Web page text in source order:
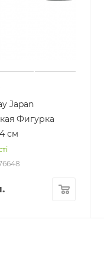
Japan
Фигурка
см